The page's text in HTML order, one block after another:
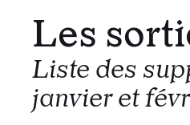
Les
Liste des
janvier et